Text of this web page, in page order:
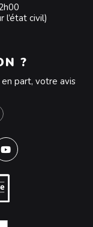
l’état civil)
?
part, votre avis
Twitter
le compte
Lien vers la chaîne